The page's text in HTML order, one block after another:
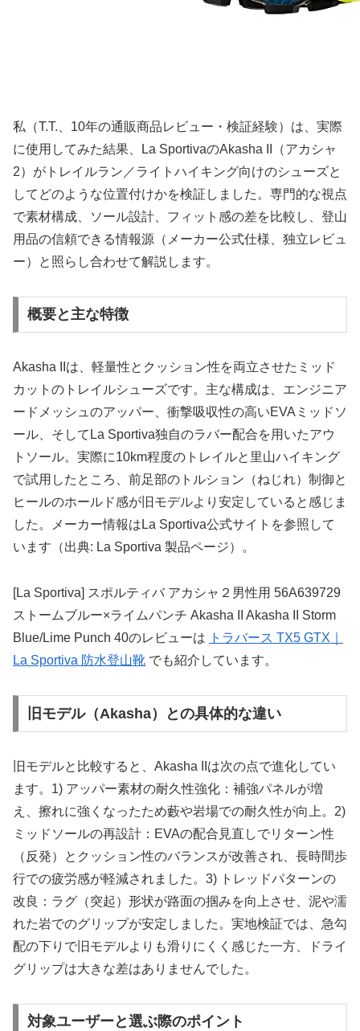
私（T.T.、10年の通販商品レビュー・検証経験）は、実際
に使用してみた結果、La SportivaのAkasha II（アカシャ
2）がトレイルラン／ライトハイキング向けのシューズと
してどのような位置付けかを検証しました。専門的な視点
で素材構成、ソール設計、フィット感の差を比較し、登山
用品の信頼できる情報源（メーカー公式仕様、独立レビュ
ー）と照らし合わせて解説します。
概要と主な特徴
Akasha IIは、軽量性とクッション性を両立させたミッド
カットのトレイルシューズです。主な構成は、エンジニア
ードメッシュのアッパー、衝撃吸収性の高いEVAミッドソ
ール、そしてLa Sportiva独自のラバー配合を用いたアウ
トソール。実際に10km程度のトレイルと里山ハイキング
で試用したところ、前足部のトルション（ねじれ）制御と
ヒールのホールド感が旧モデルより安定していると感じま
した。メーカー情報はLa Sportiva公式サイトを参照して
います（出典: La Sportiva 製品ページ）。
[La Sportiva] スポルティバ アカシャ２男性用 56A639729
ストームブルー×ライムパンチ Akasha II Akasha II Storm
Blue/Lime Punch 40のレビューは
トラバース TX5 GTX｜
La Sportiva 防水登山靴 でも紹介しています。
旧モデル（Akasha）との具体的な違い
旧モデルと比較すると、Akasha IIは次の点で進化してい
ます。1) アッパー素材の耐久性強化：補強パネルが増
え、擦れに強くなったため藪や岩場での耐久性が向上。2)
ミッドソールの再設計：EVAの配合見直しでリターン性
（反発）とクッション性のバランスが改善され、長時間歩
行での疲労感が軽減されました。3) トレッドパターンの
改良：ラグ（突起）形状が路面の掴みを向上させ、泥や濡
れた岩でのグリップが安定しました。実地検証では、急勾
配の下りで旧モデルよりも滑りにくく感じた一方、ドライ
グリップは大きな差はありませんでした。
対象ユーザーと選ぶ際のポイント